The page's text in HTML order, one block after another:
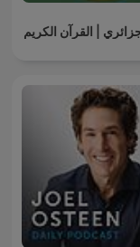
| القرآن الكريم